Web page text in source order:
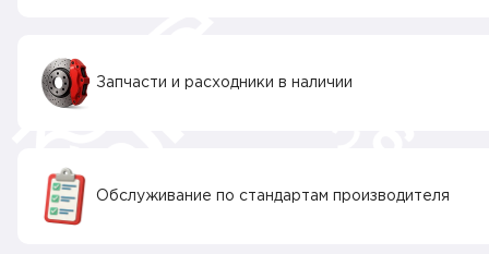
Запчасти и расходники в наличии
Обслуживание по стандартам производителя